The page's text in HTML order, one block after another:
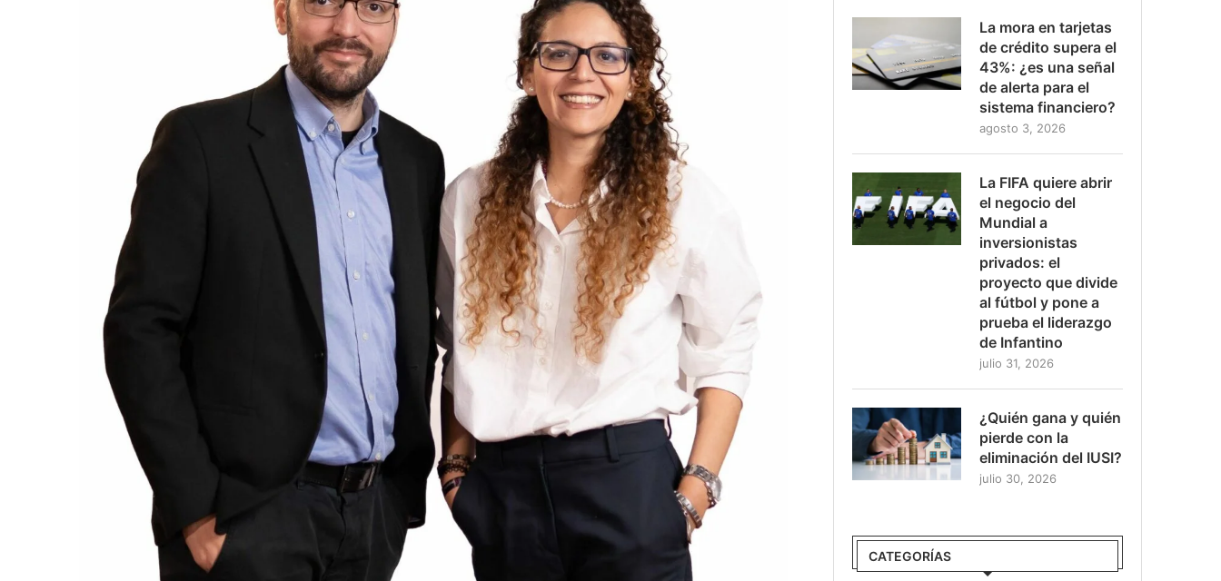
La mora en tarjetas
de crédito supera el
43%: ¿es una señal
de alerta para el
sistema financiero?
agosto 3, 2026
La FIFA quiere abrir
el negocio del
Mundial a
inversionistas
privados: el
proyecto que divide
al fútbol y pone a
prueba el liderazgo
de Infantino
julio 31, 2026
¿Quién gana y quién
pierde con la
eliminación del IUSI?
julio 30, 2026
CATEGORÍAS